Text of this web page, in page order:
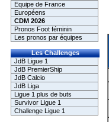
Equipe de France
Européens
CDM 2026
Pronos Foot féminin
Les pronos par équipes
Les Challenges
JdB Ligue 1
JdB PremierShip
JdB Calcio
JdB Liga
Ligue 1 plus de buts
Survivor Ligue 1
Challenge Ligue 1